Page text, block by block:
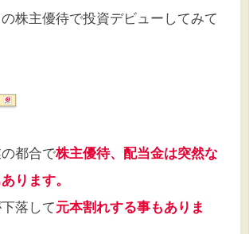
株主優待で投資デビューしてみて
都合で株主優待、配当金は突然な
ります。
落して元本割れする事もありま